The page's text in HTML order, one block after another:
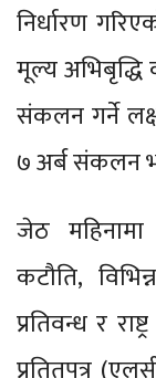
निर्धारण
मूल्य
संकलन गर्ने
७ अर्ब संकलन
जेठ महिनामा
कटौति,
प्रतिवन्ध र